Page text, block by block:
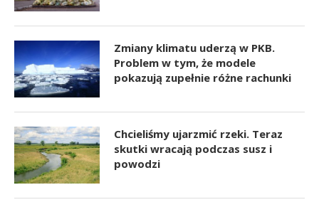
Zmiany klimatu uderzą w PKB.
Problem w tym, że modele
pokazują zupełnie różne rachunki
Chcieliśmy ujarzmić rzeki. Teraz
skutki wracają podczas susz i
powodzi